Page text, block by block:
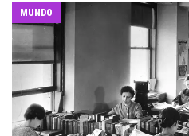
MUNDO